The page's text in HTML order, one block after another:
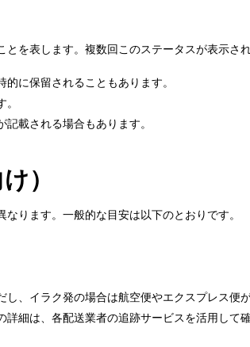
を表します。複数回このステータスが表示さ
に保留されることもあります。
載される場合もあります。
）
ります。一般的な目安は以下のとおりです。
、イラク発の場合は航空便やエクスプレス便が
細は、各配送業者の追跡サービスを活用して